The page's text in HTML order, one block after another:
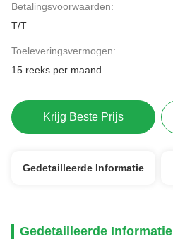
Betalingsvoorwaarden:
T/T
Toeleveringsvermogen:
15 reeks per maand
Krijg Beste Prijs
Gedetailleerde Informatie
Gedetailleerde Informatie